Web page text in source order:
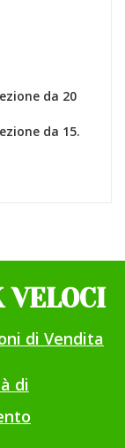
da 20
da 15.
VELOCI
di Vendita
di